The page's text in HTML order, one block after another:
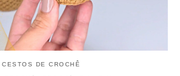
CESTOS DE CROCHÊ